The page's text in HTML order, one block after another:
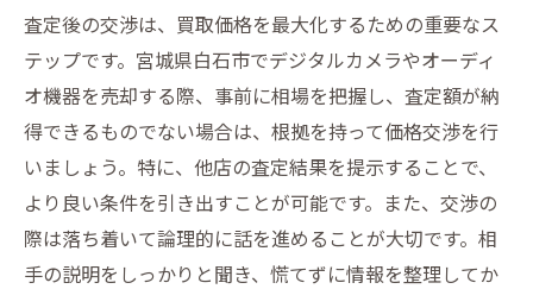
査定後の交渉は、買取価格を最大化するための重要なス
テップです。宮城県白石市でデジタルカメラやオーディ
オ機器を売却する際、事前に相場を把握し、査定額が納
得できるものでない場合は、根拠を持って価格交渉を行
いましょう。特に、他店の査定結果を提示することで、
より良い条件を引き出すことが可能です。また、交渉の
際は落ち着いて論理的に話を進めることが大切です。相
手の説明をしっかりと聞き、慌てずに情報を整理してか